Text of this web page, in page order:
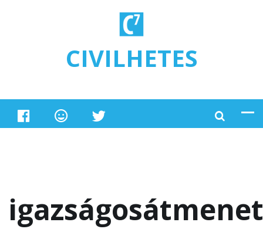
CIVILHETES
igazságosátmenet